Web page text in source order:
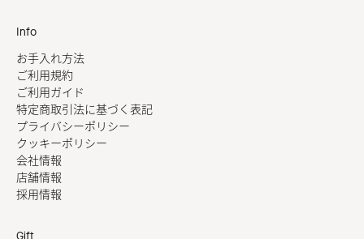
Info
お手入れ方法
ご利用規約
ご利用ガイド
特定商取引法に基づく表記
プライバシーポリシー
クッキーポリシー
会社情報
店舗情報
採用情報